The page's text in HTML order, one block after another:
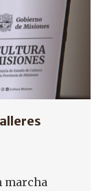
marcha